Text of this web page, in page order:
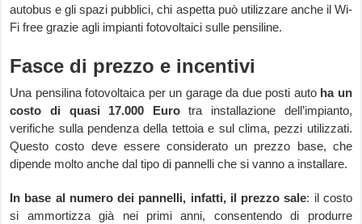
autobus e gli spazi pubblici, chi aspetta può utilizzare anche il Wi-
Fi free grazie agli impianti fotovoltaici sulle pensiline.
Fasce di prezzo e incentivi
Una pensilina fotovoltaica per un garage da due posti auto ha un
costo di quasi 17.000 Eurotra installazione dell’impianto,
verifiche sulla pendenza della tettoia e sul clima, pezzi utilizzati.
Questo costo deve essere considerato un prezzo base, che
dipende molto anche dal tipo di pannelli che si vanno a installare.
In base al numero dei pannelli, infatti, il prezzo sale: il costo
si ammortizza già nei primi anni, consentendo di produrre